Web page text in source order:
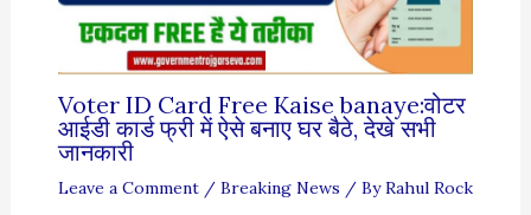
Voter ID Card Free Kaise banaye:वोटर
आईडी कार्ड फ्री में ऐसे बनाए घर बैठे, देखे सभी
जानकारी
Leave a Comment / Breaking News / ByRahul Rock